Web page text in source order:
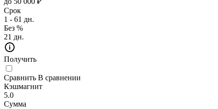
Срок
1 - 61 дн.
Без %
21 дн.
Получить
Сравнить В сравнении
Кэшмагнит
5.0
Сумма